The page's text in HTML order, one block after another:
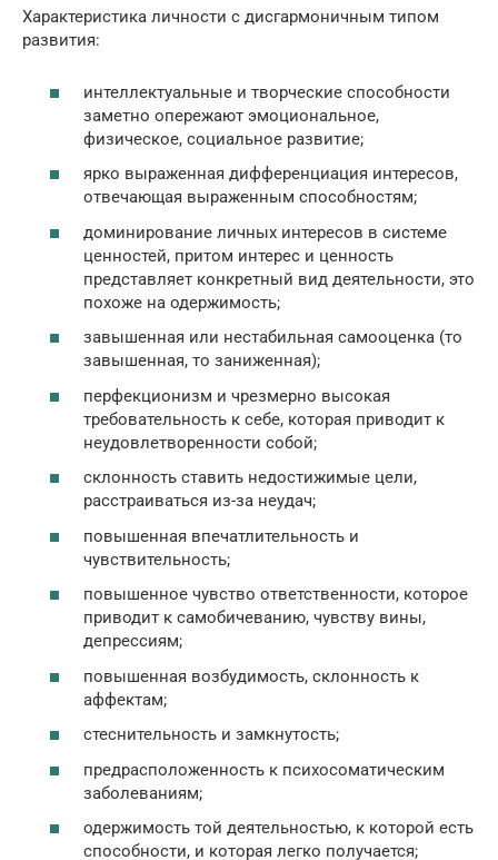
Характеристика личности с дисгармоничным типом
развития:
интеллектуальные и творческие способности
заметно опережают эмоциональное,
физическое, социальное развитие;
ярко выраженная дифференциация интересов,
отвечающая выраженным способностям;
доминирование личных интересов в системе
ценностей, притом интерес и ценность
представляет конкретный вид деятельности, это
похоже на одержимость;
завышенная или нестабильная самооценка (то
завышенная, то заниженная);
перфекционизм и чрезмерно высокая
требовательность к себе, которая приводит к
неудовлетворенности собой;
склонность ставить недостижимые цели,
расстраиваться из-за неудач;
повышенная впечатлительность и
чувствительность;
повышенное чувство ответственности, которое
приводит к самобичеванию, чувству вины,
депрессиям;
повышенная возбудимость, склонность к
аффектам;
стеснительность и замкнутость;
предрасположенность к психосоматическим
заболеваниям;
одержимость той деятельностью, к которой есть
способности, и которая легко получается;